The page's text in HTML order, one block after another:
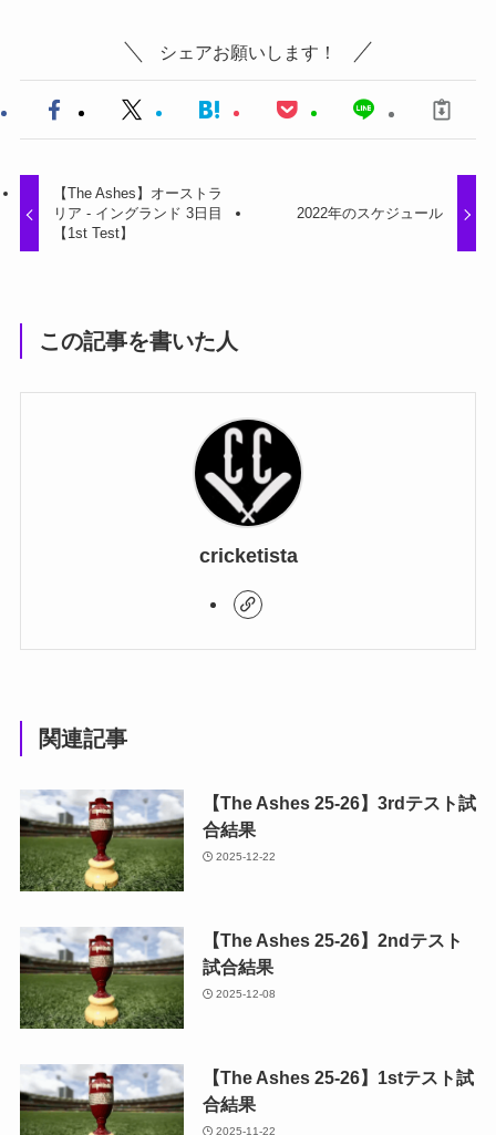
シェアお願いします！
【The Ashes】オーストラ
リア - イングランド 3日目
【1st Test】
2022年のスケジュール
この記事を書いた人
cricketista
関連記事
【The Ashes 25-26】3rdテスト試
合結果
2025-12-22
【The Ashes 25-26】2ndテスト
試合結果
2025-12-08
【The Ashes 25-26】1stテスト試
合結果
2025-11-22